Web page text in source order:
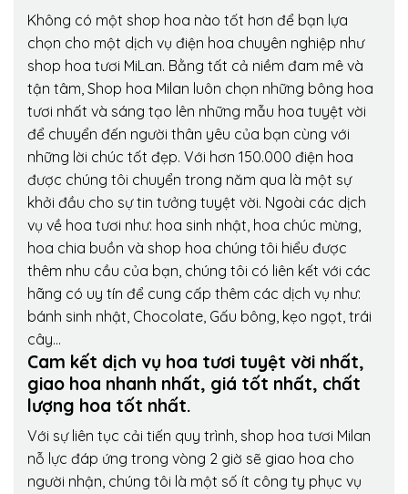
Không có một shop hoa nào tốt hơn để bạn lựa
chọn cho một dịch vụ điện hoa chuyên nghiệp như
shop hoa tươi MiLan. Bằng tất cả niềm đam mê và
tận tâm, Shop hoa Milan luôn chọn những bông hoa
tươi nhất và sáng tạo lên những mẫu hoa tuyệt vời
để chuyển đến người thân yêu của bạn cùng với
những lời chúc tốt đẹp. Với hơn 150.000 điện hoa
được chúng tôi chuyển trong năm qua là một sự
khởi đầu cho sự tin tưởng tuyệt vời. Ngoài các dịch
vụ về hoa tươi như: hoa sinh nhật, hoa chúc mừng,
hoa chia buồn và shop hoa chúng tôi hiểu được
thêm nhu cầu của bạn, chúng tôi có liên kết với các
hãng có uy tín để cung cấp thêm các dịch vụ như:
bánh sinh nhật, Chocolate, Gấu bông, kẹo ngọt, trái
cây…
Cam kết dịch vụ hoa tươi tuyệt vời nhất,
giao hoa nhanh nhất, giá tốt nhất, chất
lượng hoa tốt nhất.
Với sự liên tục cải tiến quy trình, shop hoa tươi Milan
nỗ lực đáp ứng trong vòng 2 giờ sẽ giao hoa cho
người nhận, chúng tôi là một số ít công ty phục vụ